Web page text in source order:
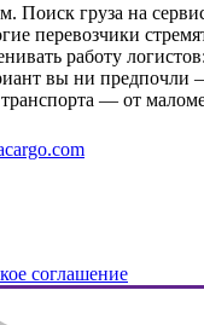
груза на
перевозчики
работу
вы ни
— от
соглашение